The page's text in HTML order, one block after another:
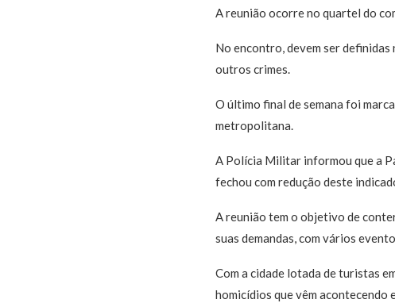
A reunião ocorre no quartel do
No encontro, devem ser
outros crimes.
O último final de semana foi
metropolitana.
A Polícia Militar informou que a
fechou com redução deste
A reunião tem o objetivo de
suas demandas, com vários
Com a cidade lotada de turistas
homicídios que vêm acontecendo